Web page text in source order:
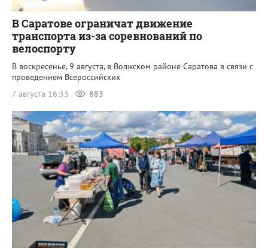
В Саратове ограничат движение
транспорта из-за соревнований по
велоспорту
В воскресенье, 9 августа, в Волжском районе Саратова в связи с
проведением Всероссийских
7 августа 16:33
883